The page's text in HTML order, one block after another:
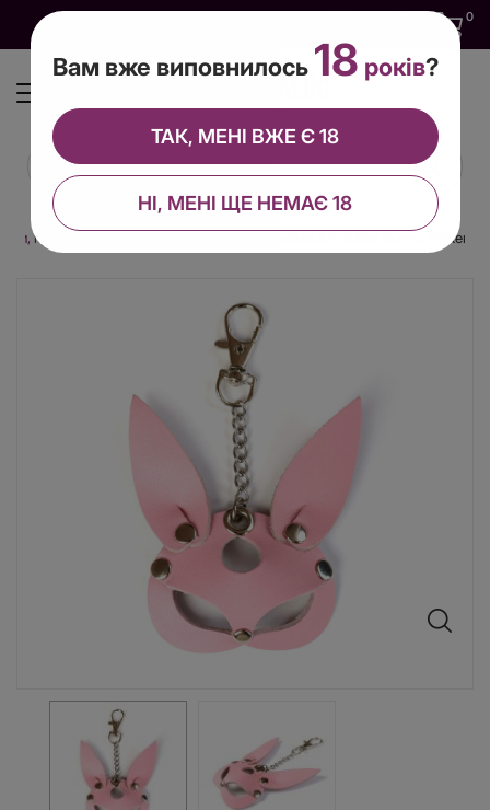
0
Ігри, приколи Брелок на карабіні для ключів Art of Sex Bunny, Рожевий
Вам вже виповнилось 18 років?
НІ, МЕНІ ЩЕ НЕМАЄ 18
ТАК, МЕНІ ВЖЕ Є 18